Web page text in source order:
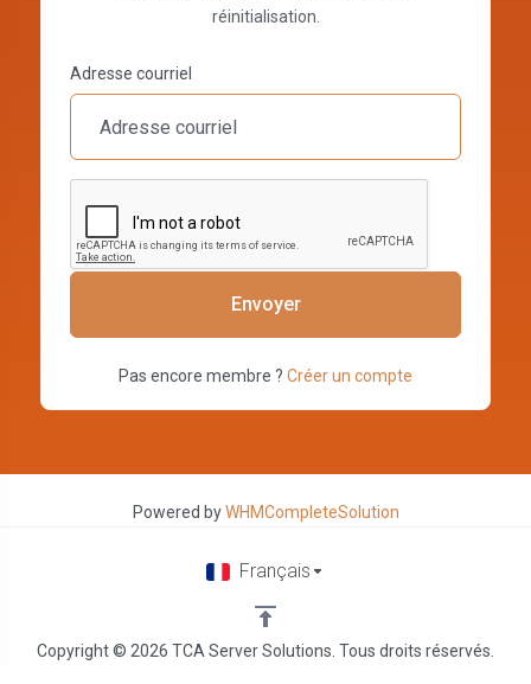
réinitialisation.
Adresse courriel
Envoyer
Pas encore membre ? Créer un compte
Powered byWHMCompleteSolution
Copyright © 2026 TCA Server Solutions. Tous droits réservés.
Français